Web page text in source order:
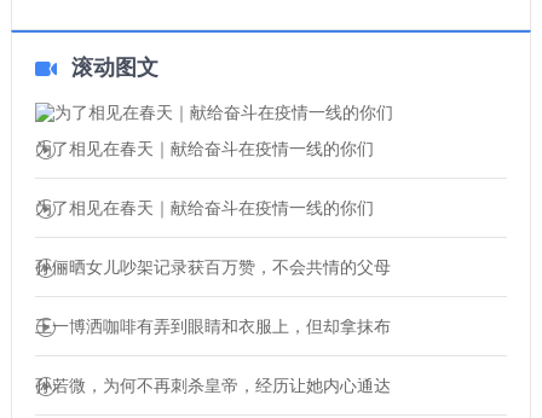
滚动图文
为了相见在春天｜献给奋斗在疫情一线的你们
为了相见在春天｜献给奋斗在疫情一线的你们
孙俪晒女儿吵架记录获百万赞，不会共情的父母
王一博洒咖啡有弄到眼睛和衣服上，但却拿抹布
孙若微，为何不再刺杀皇帝，经历让她内心通达